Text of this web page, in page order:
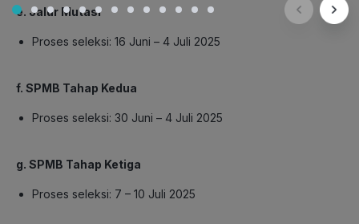
e. Jalur Mutasi
Proses seleksi: 16 Juni – 4 Juli 2025
f. SPMB Tahap Kedua
Proses seleksi: 30 Juni – 4 Juli 2025
g. SPMB Tahap Ketiga
Proses seleksi: 7 – 10 Juli 2025